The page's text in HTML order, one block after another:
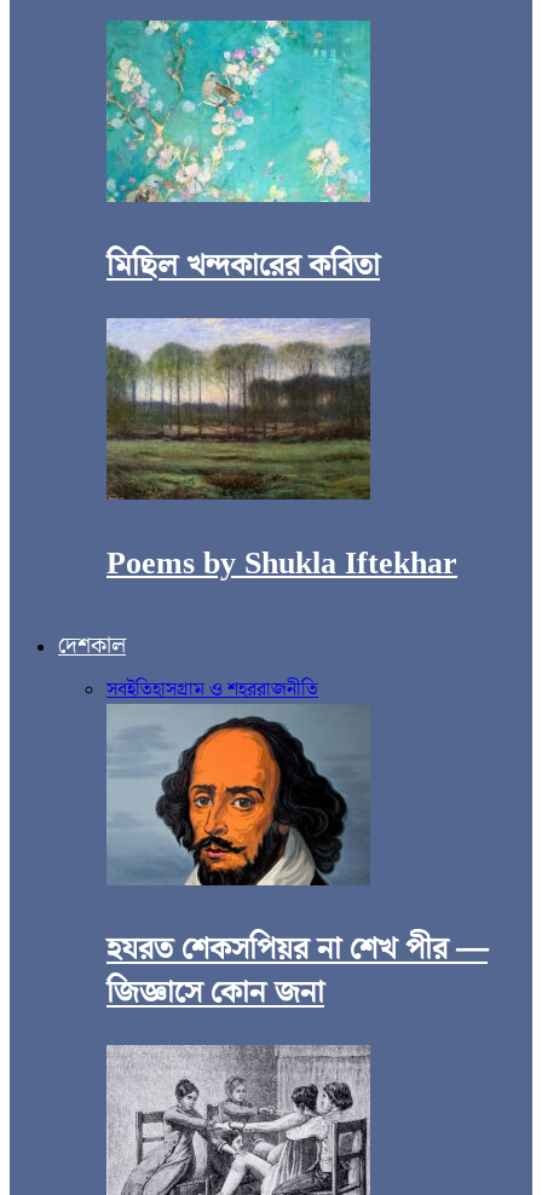
মিছিল খন্দকারের কবিতা
Poems by Shukla Iftekhar
দেশকাল
সবইতিহাসগ্রাম ও শহররাজনীতি
হযরত শেকসপিয়র না শেখ পীর —
জিজ্ঞাসে কোন জনা